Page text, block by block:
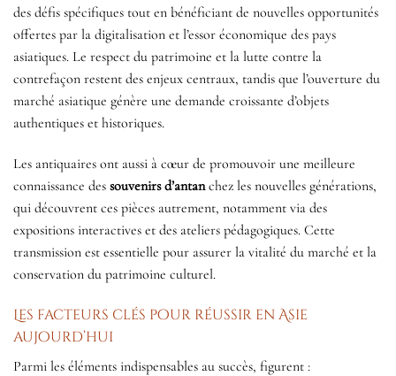
des défis spécifiques tout en bénéficiant de nouvelles opportunités
offertes par la digitalisation et l’essor économique des pays
asiatiques. Le respect du patrimoine et la lutte contre la
contrefaçon restent des enjeux centraux, tandis que l’ouverture du
marché asiatique génère une demande croissante d’objets
authentiques et historiques.
Les antiquaires ont aussi à cœur de promouvoir une meilleure
connaissance des souvenirs d’antanchez les nouvelles générations,
qui découvrent ces pièces autrement, notamment via des
expositions interactives et des ateliers pédagogiques. Cette
transmission est essentielle pour assurer la vitalité du marché et la
conservation du patrimoine culturel.
Les facteurs clés pour réussir en Asie
aujourd’hui
Parmi les éléments indispensables au succès, figurent :